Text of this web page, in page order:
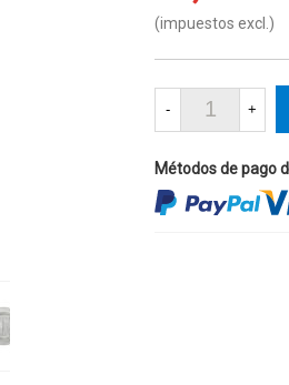
(impuestos excl.)
- +
Métodos de pago